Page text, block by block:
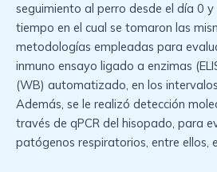
seguimiento al perro desde el día 0
tiempo en el cual se tomaron las
metodologías empleadas para
inmuno ensayo ligado a enzimas
(WB) automatizado, en los
Además, se le realizó detección
través de qPCR del hisopado, para
patógenos respiratorios, entre ellos,